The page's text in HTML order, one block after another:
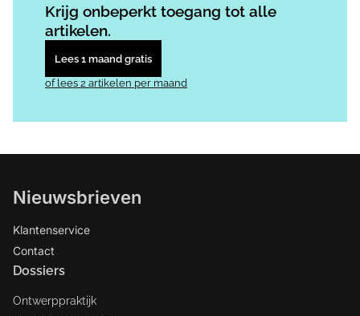
Krijg onbeperkt toegang tot alle
artikelen.
Lees 1 maand gratis
of lees 2 artikelen per maand
Nieuwsbrieven
Klantenservice
Contact
Dossiers
Ontwerppraktijk